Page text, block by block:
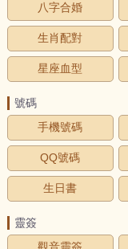
八字合婚
生肖配對
星座血型
號碼
手機號碼
QQ號碼
生日書
靈簽